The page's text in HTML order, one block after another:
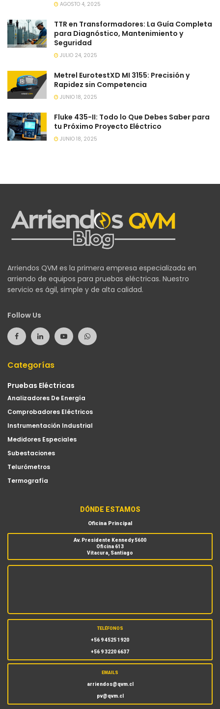
AGOSTO 4, 2025
TTR en Transformadores: La Guía Completa
para Diagnóstico, Mantenimiento y
Seguridad
JULIO 24, 2025
Metrel EurotestXD MI 3155: Precisión y
Rapidez sin Competencia
JUNIO 18, 2025
Fluke 435-II: Todo lo Que Debes Saber para
tu Próximo Proyecto Eléctrico
JUNIO 18, 2025
Arriendos QVM es la primera empresa especializada en
arriendo de equipos para pruebas eléctricas. Nuestro
servicio es ágil, simple y de alta calidad.
Follow Us
Categorías
Pruebas Eléctricas
Analizadores De Energía
Comprobadores Eléctricos
Instrumentación Industrial
Medidores Especiales
Subestaciones
Telurómetros
Termografía
DÓNDE ESTAMOS
Oficina Principal
Av. Presidente Kennedy 5600
Oficina 613
Vitacura, Santiago
TELÉFONOS
+56 9 4525 1920
+56 9 3220 6637
EMAILS
arriendos@qvm.cl
pv@qvm.cl